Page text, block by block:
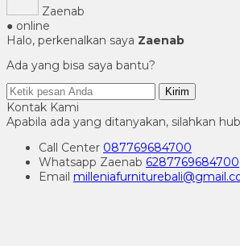
Zaenab
● online
Halo, perkenalkan saya Zaenab
Ada yang bisa saya bantu?
Kirim
Kontak Kami
Apabila ada yang ditanyakan, silahkan
Call Center 087769684700
Whatsapp Zaenab 6287769684700
Email